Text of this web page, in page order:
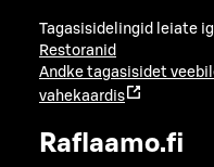
Tagasisidelingid leiate
Restoranid
Andke tagasisidet
vahekaardis
Raflaamo.fi